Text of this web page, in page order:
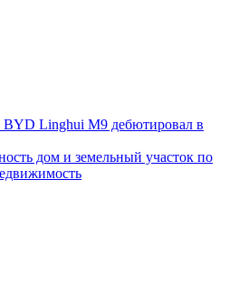
Linghui M9 дебютировал в
дом и земельный участок по